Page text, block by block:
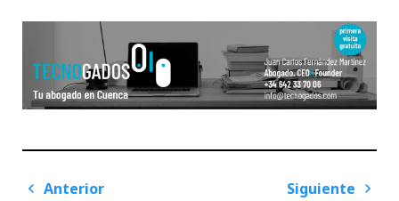
Navegación
Anterior Siguiente